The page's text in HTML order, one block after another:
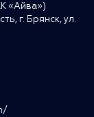
«Айва»)
г. Брянск, ул.